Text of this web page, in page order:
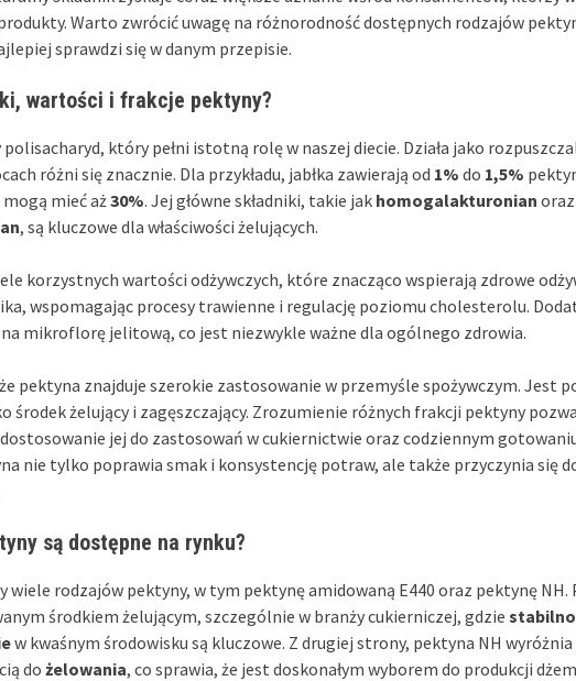
Warto zwrócić uwagę na różnorodność dostępnych rodzajów
sprawdzi się w danym przepisie.
wartości i frakcje pektyny?
polisacharyd, który pełni istotną rolę w naszej diecie. Działa jako
różni się znacznie. Dla przykładu, jabłka zawierają od 1% do 1,5%
mieć aż30%. Jej główne składniki, takie jak homogalakturonian oraz
, są kluczowe dla właściwości żelujących.
korzystnych wartości odżywczych, które znacząco wspierają zdrowe
wspomagając procesy trawienne i regulację poziomu cholesterolu.
na mikroflorę jelitową, co jest niezwykle ważne dla ogólnego zdrowia.
pektyna znajduje szerokie zastosowanie w przemyśle spożywczym. Jest
środek żelujący i zagęszczający. Zrozumienie różnych frakcji pektyny
jej do zastosowań w cukiernictwie oraz codziennym
nie tylko poprawia smak i konsystencję potraw, ale także przyczynia się
są dostępne na rynku?
wiele rodzajów pektyny, w tym pektynę amidowaną E440 oraz pektynę NH.
środkiem żelującym, szczególnie w branży cukierniczej, gdzie
w kwaśnym środowisku są kluczowe. Z drugiej strony, pektyna NH wyróżnia
do żelowania, co sprawia, że jest doskonałym wyborem do produkcji